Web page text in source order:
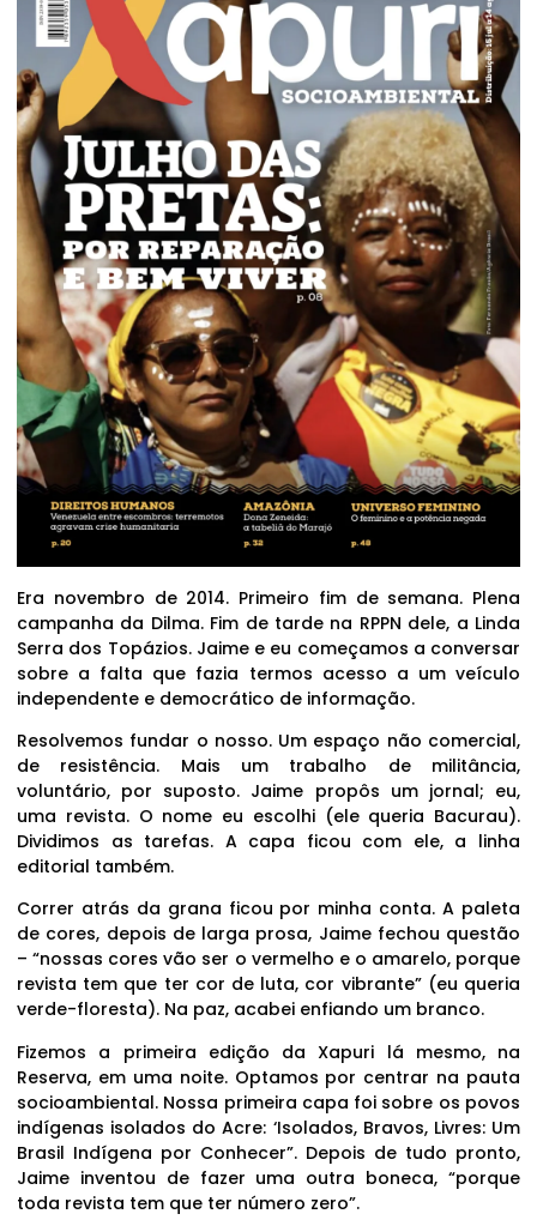
Era novembro de 2014. Primeiro fim de semana. Plena
campanha da Dilma. Fim de tarde na RPPN dele, a Linda
Serra dos Topázios. Jaime e eu começamos a conversar
sobre a falta que fazia termos acesso a um veículo
independente e democrático de informação.
Resolvemos fundar o nosso. Um espaço não comercial,
de resistência. Mais um trabalho de militância,
voluntário, por suposto. Jaime propôs um jornal; eu,
uma revista. O nome eu escolhi (ele queria Bacurau).
Dividimos as tarefas. A capa ficou com ele, a linha
editorial também.
Correr atrás da grana ficou por minha conta. A paleta
de cores, depois de larga prosa, Jaime fechou questão
– “nossas cores vão ser o vermelho e o amarelo, porque
revista tem que ter cor de luta, cor vibrante” (eu queria
verde-floresta). Na paz, acabei enfiando um branco.
Fizemos a primeira edição da Xapuri lá mesmo, na
Reserva, em uma noite. Optamos por centrar na pauta
socioambiental. Nossa primeira capa foi sobre os povos
indígenas isolados do Acre: ‘Isolados, Bravos, Livres: Um
Brasil Indígena por Conhecer”. Depois de tudo pronto,
Jaime inventou de fazer uma outra boneca, “porque
toda revista tem que ter número zero”.